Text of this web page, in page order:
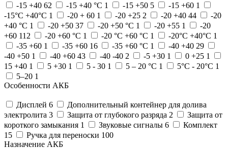
-15 +40 62 -15 +40 °С 1 -15 +50 5 -15 +60 1
-15°С +40°С 1 -20 + 60 1 -20 +25 2 -20 +40 44
-20
+40 °С 1 -20 +50 37 -20 +50 °С 1 -20 +55 1
-20
+60 112 -20 +60 °С 1 -20 °С +60 °С 1 -20°С +40°С 1
-35 +60 1 -35 +60 16 -35 +60 °C 1 -40 +40 29
-40 +50 1 -40 +60 43 -40 -40 2 -5 +30 1 0 +25 1
15 +40 1 5 +30 1 5 - 30 1 5 – 20 °С 1 5°C - 20°C 1
5–20 1
Особенности АКБ
Дисплей 6
Дополнительный контейнер для долива
электролита 3 Защита от глубокого разряда 2
Защита от
короткого замыкания 1 Звуковые сигналы 6
Комплект
15
Ручка для переноски 100
Назначение АКБ